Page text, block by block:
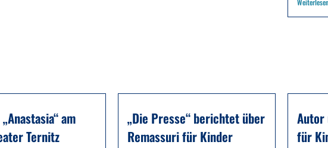
am
Ternitz
„Die Presse“ berichtet über
Remassuri für Kinder
Autor
für